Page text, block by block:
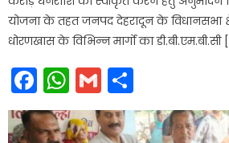
योजना के तहत जनपद देहरादून के विधानसभा
धोरणखास के विभिन्न मार्गो का डी.बी.एम.बी.सी
Facebook
WhatsApp
Gmail